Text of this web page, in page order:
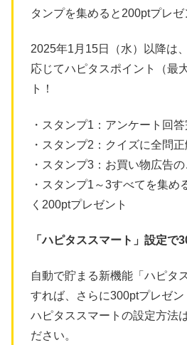
タンプを集めると200ptプレゼ
2025年1月15日（水）以降は
応じてハピタスポイント（最
ト！
・スタンプ1：アンケート回
・スタンプ2：クイズに全問
・スタンプ3：お買い物広告
・スタンプ1～3すべてを集め
く200ptプレゼント
「ハピタススマート」設定で
自動で貯まる新機能「ハピタ
すれば、さらに300ptプレゼン
ハピタススマートの設定方法
ださい。